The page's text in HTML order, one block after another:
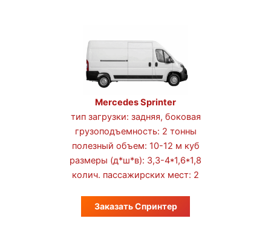
Mercedes Sprinter
тип загрузки: задняя, боковая
грузоподъемность: 2 тонны
полезный объем: 10-12 м куб
размеры (д*ш*в): 3,3-4*1,6*1,8
колич. пассажирских мест: 2
Заказать Спринтер